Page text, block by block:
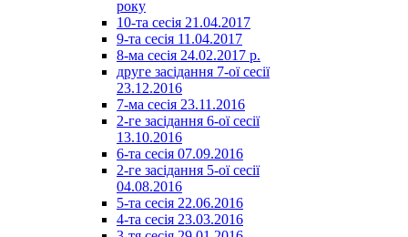
року
10-та сесія 21.04.2017
9-та сесія 11.04.2017
8-ма сесія 24.02.2017 р.
друге засідання 7-ої сесії
23.12.2016
7-ма сесія 23.11.2016
2-ге засідання 6-ої сесії
13.10.2016
6-та сесія 07.09.2016
2-ге засідання 5-ої сесії
04.08.2016
5-та сесія 22.06.2016
4-та сесія 23.03.2016